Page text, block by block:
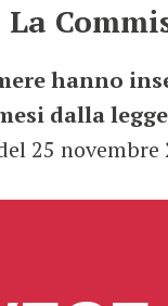
La
hanno
dalla
25